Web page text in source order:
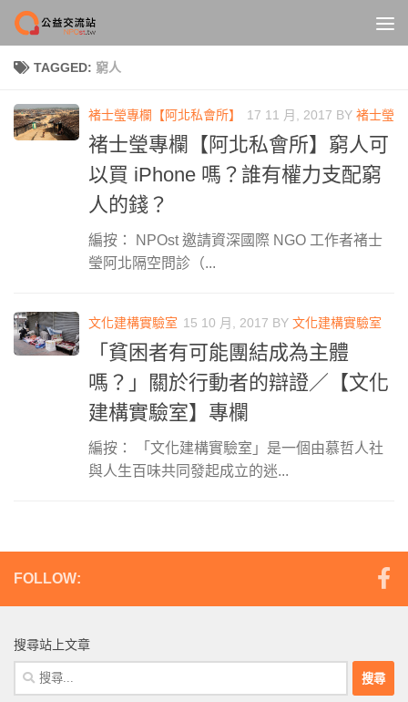
Skip to content
TAGGED: 窮人
褚士瑩專欄【阿北私會所】 17 11 月, 2017 BY 褚士瑩
褚士瑩專欄【阿北私會所】窮人可
以買 iPhone 嗎？誰有權力支配窮
人的錢？
編按： NPOst 邀請資深國際 NGO 工作者褚士
瑩阿北隔空問診（...
文化建構實驗室 15 10 月, 2017 BY 文化建構實驗室
「貧困者有可能團結成為主體
嗎？」關於行動者的辯證／【文化
建構實驗室】專欄
編按： 「文化建構實驗室」是一個由慕哲人社
與人生百味共同發起成立的迷...
FOLLOW:
搜尋站上文章
搜
尋